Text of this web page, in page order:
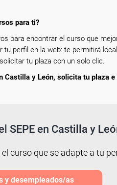
para ti?
para encontrar el curso que
perfil en la web: te permitirá
tu plaza con un solo clic.
Castilla y León, solicita tu plaza
SEPE en Castilla y
curso que se adapte a tu
y desempleados/as